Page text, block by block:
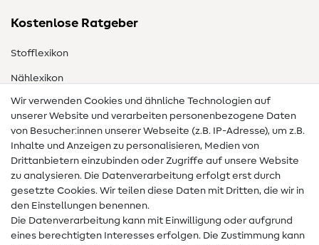
Kostenlose Ratgeber
Stofflexikon
Nählexikon
Nähanleitungen
Hilfe & Kontakt
Kontakt
Infos zum Betreiberwechsel
Widerrufsrecht
Wir verwenden Cookies und ähnliche Technologien auf
unserer Website und verarbeiten personenbezogene Daten
von Besucher:innen unserer Webseite (z.B. IP-Adresse), um z.B.
Inhalte und Anzeigen zu personalisieren, Medien von
Drittanbietern einzubinden oder Zugriffe auf unsere Website
zu analysieren. Die Datenverarbeitung erfolgt erst durch
gesetzte Cookies. Wir teilen diese Daten mit Dritten, die wir in
den Einstellungen benennen.
Die Datenverarbeitung kann mit Einwilligung oder aufgrund
eines berechtigten Interesses erfolgen. Die Zustimmung kann